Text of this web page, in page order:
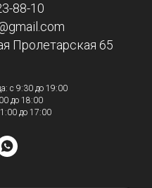
88-10
Пролетарская 65
с 9:30 до 19:00
до 18:00
до 17:00